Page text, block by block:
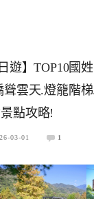
遊】TOP10國
雲天.燈籠階
點攻略!
03-01 1